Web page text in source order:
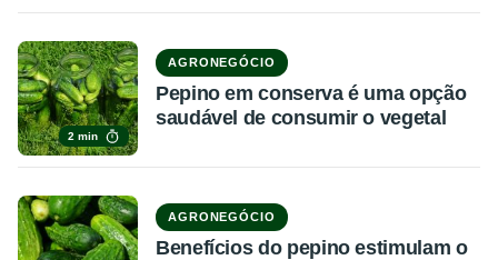
2 min
AGRONEGÓCIO
Pepino em conserva é uma opção
saudável de consumir o vegetal
AGRONEGÓCIO
Benefícios do pepino estimulam o